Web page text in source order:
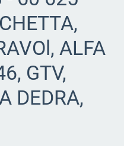
ALFA
GTV,
DEDRA,